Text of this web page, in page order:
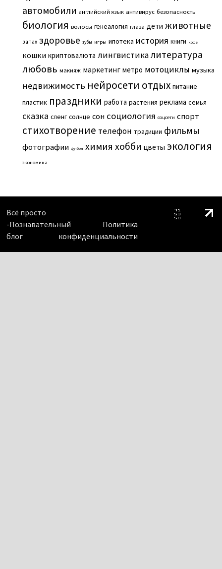
автомобили английский язык антивирус безопасность
биология волосы генеалогия глаза дети животные
запах здоровье зубы игры ипотека история книги кофе
кошки криптовалюта лингвистикалитература
любовь макияж маркетинг метро мотоциклы музыка
недвижимость нейросети отдых питание
пластик праздники работа растения реклама семья
сказка сленг солнце сон социология соцсети спорт
стихотворение телефон традиции фильмы
фотографии футбол химия хобби цветы экология
экономика
Всё просто
-Познавательный
блог
Политика
конфиденциальности